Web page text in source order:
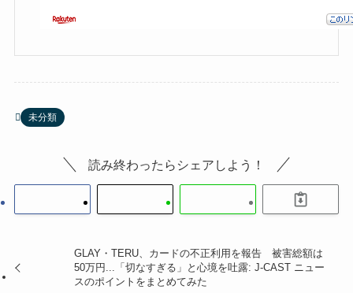
未分類
読み終わったらシェアしよう！
GLAY・TERU、カードの不正利用を報告 被害総額は
50万円...「切なすぎる」と心境を吐露: J-CAST ニュー
スのポイントをまとめてみた